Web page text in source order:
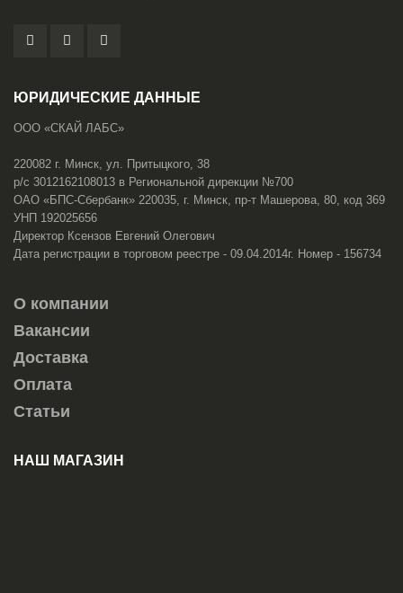
ЮРИДИЧЕСКИЕ ДАННЫЕ
ООО «СКАЙ ЛАБС»
220082 г. Минск, ул. Притыцкого, 38
р/с 3012162108013 в Региональной дирекции №700
ОАО «БПС-Сбербанк» 220035, г. Минск, пр-т Машерова, 80, код 369
УНП 192025656
Директор Ксензов Евгений Олегович
Дата регистрации в торговом реестре - 09.04.2014г. Номер - 156734
О компании
Вакансии
Доставка
Оплата
Статьи
НАШ МАГАЗИН